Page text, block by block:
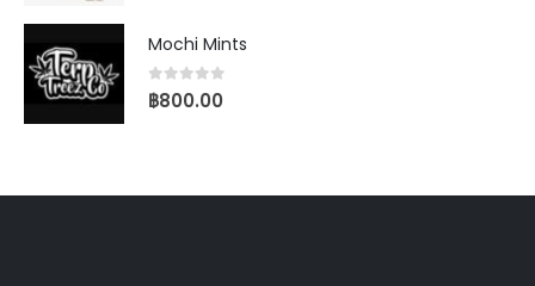
Mochi Mints
0out of 5
฿800.00